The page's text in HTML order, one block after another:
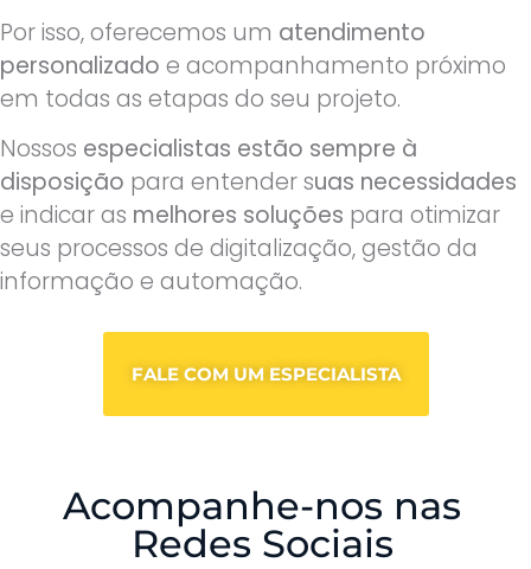
Por isso, oferecemos um atendimento
personalizado e acompanhamento próximo
em todas as etapas do seu projeto.
Nossos especialistas estão sempre à
disposição para entender suas necessidades
e indicar as melhores soluções para otimizar
seus processos de digitalização, gestão da
informação e automação.
FALE COM UM ESPECIALISTA
Acompanhe-nos nas
Redes Sociais